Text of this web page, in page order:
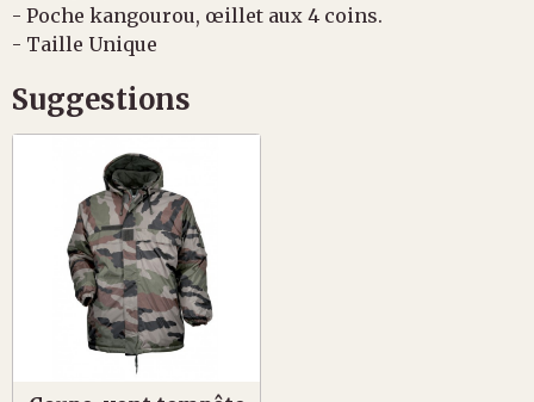
- Poche kangourou, œillet aux 4 coins.
- Taille Unique
Suggestions